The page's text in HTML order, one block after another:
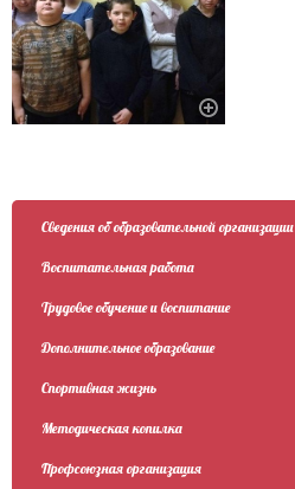
Сведения об образовательной организации
Воспитательная работа
Трудовое обучение и воспитание
Дополнительное образование
Спортивная жизнь
Методическая копилка
Профсоюзная организация